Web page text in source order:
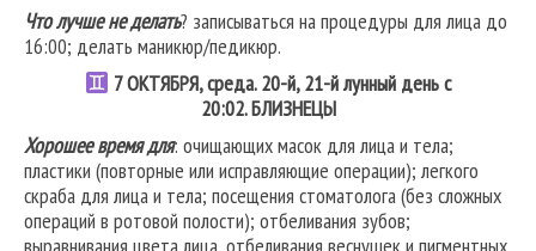
Что лучше не делать? записываться на процедуры для лица до
16:00; делать маникюр/педикюр.
7ОКТЯБРЯ, среда. 20-й, 21-й лунный день с
20:02.БЛИЗНЕЦЫ
Хорошее время для: очищающих масок для лица и тела;
пластики (повторные или исправляющие операции); легкого
скраба для лица и тела; посещения стоматолога (без сложных
операций в ротовой полости); отбеливания зубов;